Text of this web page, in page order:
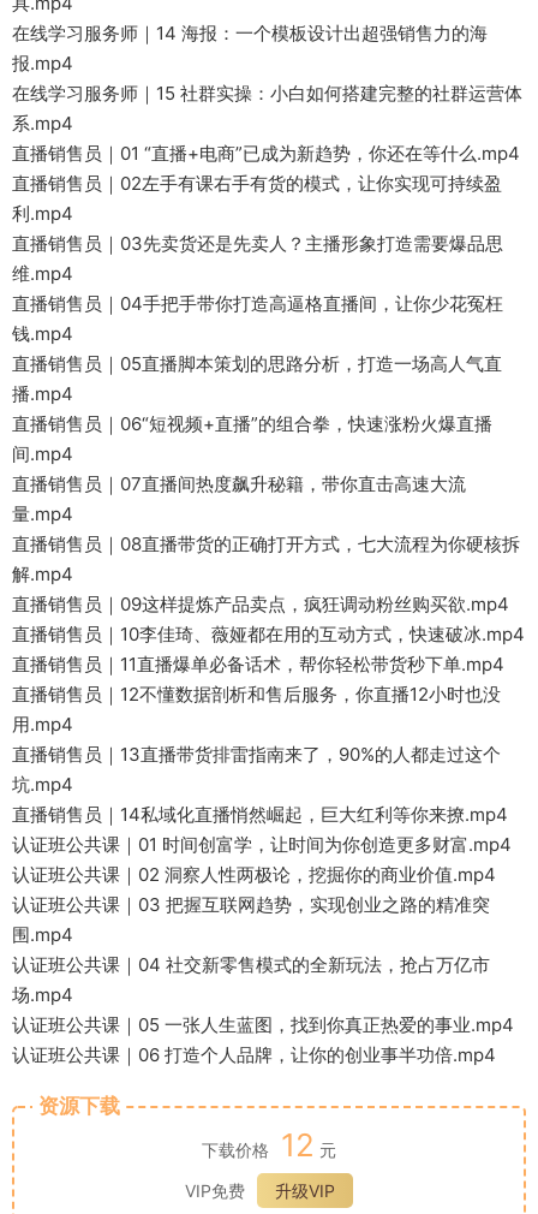
在线学习服务师｜14 海报：一个模板设计出超强销售力的海
报.mp4
在线学习服务师｜15 社群实操：小白如何搭建完整的社群运营体
系.mp4
直播销售员｜01 “直播+电商”已成为新趋势，你还在等什么.mp4
直播销售员｜02左手有课右手有货的模式，让你实现可持续盈
利.mp4
直播销售员｜03先卖货还是先卖人？主播形象打造需要爆品思
维.mp4
直播销售员｜04手把手带你打造高逼格直播间，让你少花冤枉
钱.mp4
直播销售员｜05直播脚本策划的思路分析，打造一场高人气直
播.mp4
直播销售员｜06“短视频+直播”的组合拳，快速涨粉火爆直播
间.mp4
直播销售员｜07直播间热度飙升秘籍，带你直击高速大流
量.mp4
直播销售员｜08直播带货的正确打开方式，七大流程为你硬核拆
解.mp4
直播销售员｜09这样提炼产品卖点，疯狂调动粉丝购买欲.mp4
直播销售员｜10李佳琦、薇娅都在用的互动方式，快速破冰.mp4
直播销售员｜11直播爆单必备话术，帮你轻松带货秒下单.mp4
直播销售员｜12不懂数据剖析和售后服务，你直播12小时也没
用.mp4
直播销售员｜13直播带货排雷指南来了，90%的人都走过这个
坑.mp4
直播销售员｜14私域化直播悄然崛起，巨大红利等你来撩.mp4
认证班公共课｜01 时间创富学，让时间为你创造更多财富.mp4
认证班公共课｜02 洞察人性两极论，挖掘你的商业价值.mp4
认证班公共课｜03 把握互联网趋势，实现创业之路的精准突
围.mp4
认证班公共课｜04 社交新零售模式的全新玩法，抢占万亿市
场.mp4
认证班公共课｜05 一张人生蓝图，找到你真正热爱的事业.mp4
认证班公共课｜06 打造个人品牌，让你的创业事半功倍.mp4
资源下载
下载价格 12 元
VIP免费
升级VIP